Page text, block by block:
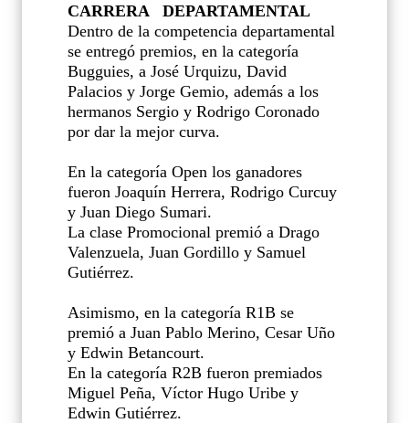
CARRERA DEPARTAMENTAL
Dentro de la competencia departamental
se entregó premios, en la categoría
Bugguies, a José Urquizu, David
Palacios y Jorge Gemio, además a los
hermanos Sergio y Rodrigo Coronado
por dar la mejor curva.
En la categoría Open los ganadores
fueron Joaquín Herrera, Rodrigo Curcuy
y Juan Diego Sumari.
La clase Promocional premió a Drago
Valenzuela, Juan Gordillo y Samuel
Gutiérrez.
Asimismo, en la categoría R1B se
premió a Juan Pablo Merino, Cesar Uño
y Edwin Betancourt.
En la categoría R2B fueron premiados
Miguel Peña, Víctor Hugo Uribe y
Edwin Gutiérrez.